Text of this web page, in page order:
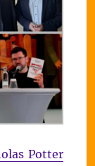
Potter